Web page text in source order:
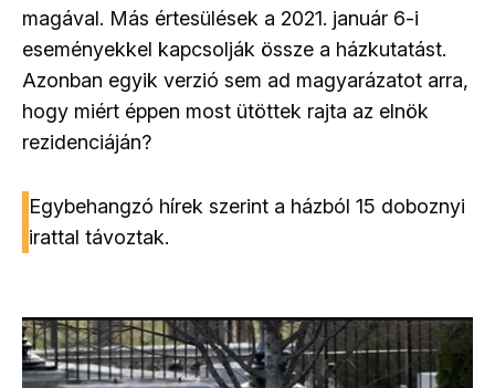
magával. Más értesülések a 2021. január 6-i
eseményekkel kapcsolják össze a házkutatást.
Azonban egyik verzió sem ad magyarázatot arra,
hogy miért éppen most ütöttek rajta az elnök
rezidenciáján?
Egybehangzó hírek szerint a házból 15 doboznyi
irattal távoztak.